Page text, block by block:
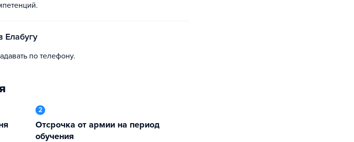
Елабугу
по телефону.
2
Отсрочка от армии на период
обучения